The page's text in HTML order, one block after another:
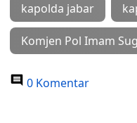
kapolda jabar
Komjen Pol Imam
0 Komentar